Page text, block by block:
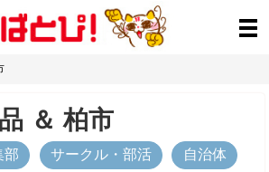
＆柏市
部 サークル・部活 自治体